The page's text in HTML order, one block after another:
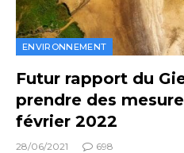
ENVIRONNEMENT
Futur rapport du
prendre des
février 2022
28/06/2021 698